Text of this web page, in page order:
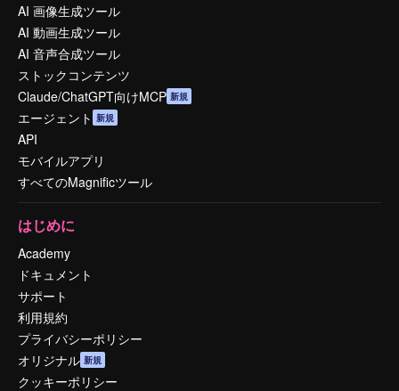
AI 画像生成ツール
AI 動画生成ツール
AI 音声合成ツール
ストックコンテンツ
Claude/ChatGPT向けMCP 新規
エージェント 新規
API
モバイルアプリ
すべてのMagnificツール
はじめに
Academy
ドキュメント
サポート
利用規約
プライバシーポリシー
オリジナル 新規
クッキーポリシー